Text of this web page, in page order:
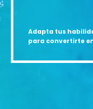
Adapta tus
para convertirte